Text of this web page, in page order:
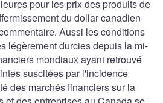
pour les prix des produits de
du dollar canadien
Aussi les conditions
légèrement durcies depuis la mi-
mondiaux ayant retrouvé
suscitées par l'incidence
des marchés financiers sur la